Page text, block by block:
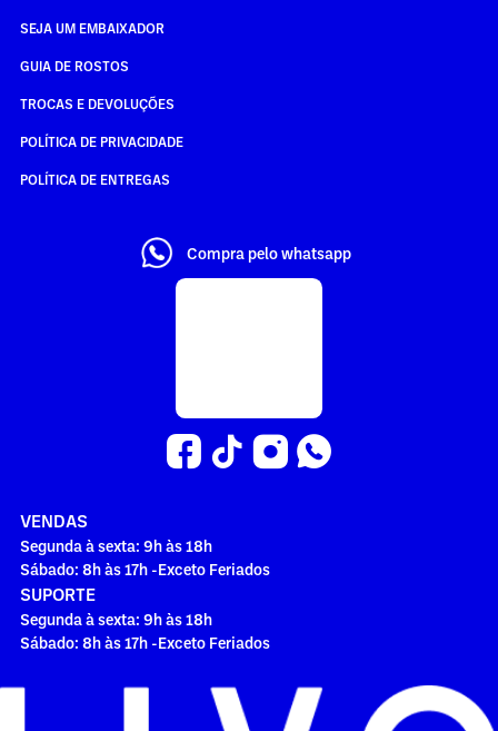
SEJA UM EMBAIXADOR
GUIA DE ROSTOS
TROCAS E DEVOLUÇÕES
POLÍTICA DE PRIVACIDADE
POLÍTICA DE ENTREGAS
Compra pelo whatsapp
VENDAS
Segunda à sexta: 9h às 18h
Sábado: 8h às 17h -Exceto Feriados
SUPORTE
Segunda à sexta: 9h às 18h
Sábado: 8h às 17h -Exceto Feriados